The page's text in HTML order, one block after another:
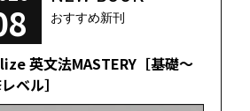
おすすめ新刊
英文法MASTERY［基礎～
ベル］